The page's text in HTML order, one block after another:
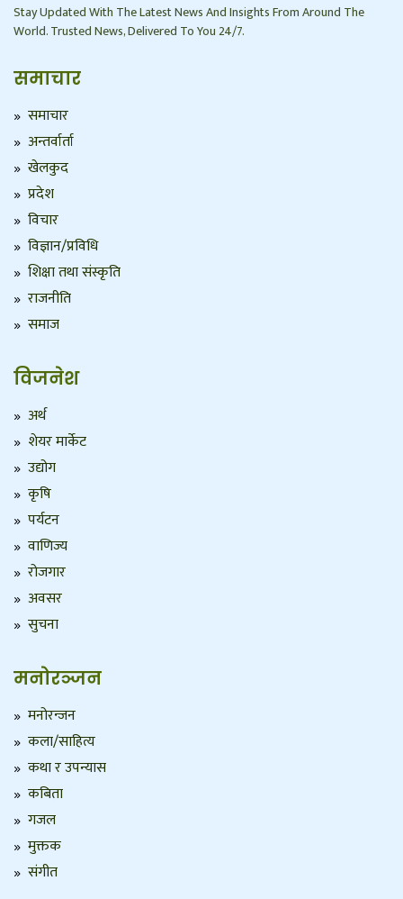
Stay Updated With The Latest News And Insights From Around The
World. Trusted News, Delivered To You 24/7.
समाचार
समाचार
अन्तर्वार्ता
खेलकुद
प्रदेश
विचार
विज्ञान/प्रविधि
शिक्षा तथा संस्कृति
राजनीति
समाज
विजनेश
अर्थ
शेयर मार्केट
उद्योग
कृषि
पर्यटन
वाणिज्य
रोजगार
अवसर
सुचना
मनोरञ्जन
मनोरन्जन
कला/साहित्य
कथा र उपन्यास
कबिता
गजल
मुक्तक
संगीत